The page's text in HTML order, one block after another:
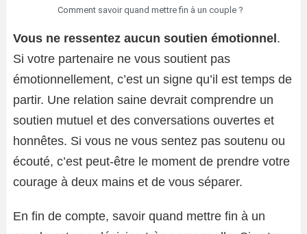
Comment savoir quand mettre fin à un couple ?
Vous ne ressentez aucun soutien émotionnel .
Si votre partenaire ne vous soutient pas
émotionnellement, c’est un signe qu’il est temps de
partir. Une relation saine devrait comprendre un
soutien mutuel et des conversations ouvertes et
honnêtes. Si vous ne vous sentez pas soutenu ou
écouté, c’est peut-être le moment de prendre votre
courage à deux mains et de vous séparer.
En fin de compte, savoir quand mettre fin à un